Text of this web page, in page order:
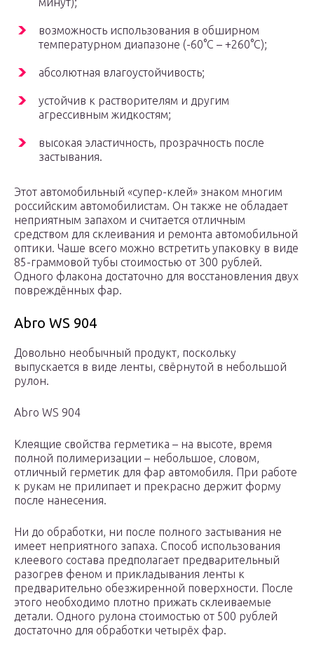
возможность использования в обширном
температурном диапазоне (-60°C – +260°C);
абсолютная влагоустойчивость;
устойчив к растворителям и другим
агрессивным жидкостям;
высокая эластичность, прозрачность после
застывания.
Этот автомобильный «супер-клей» знаком многим
российским автомобилистам. Он также не обладает
неприятным запахом и считается отличным
средством для склеивания и ремонта автомобильной
оптики. Чаше всего можно встретить упаковку в виде
85-граммовой тубы стоимостью от 300 рублей.
Одного флакона достаточно для восстановления двух
повреждённых фар.
Abro WS 904
Довольно необычный продукт, поскольку
выпускается в виде ленты, свёрнутой в небольшой
рулон.
Abro WS 904
Клеящие свойства герметика – на высоте, время
полной полимеризации – небольшое, словом,
отличный герметик для фар автомобиля. При работе
к рукам не прилипает и прекрасно держит форму
после нанесения.
Ни до обработки, ни после полного застывания не
имеет неприятного запаха. Способ использования
клеевого состава предполагает предварительный
разогрев феном и прикладывания ленты к
предварительно обезжиренной поверхности. После
этого необходимо плотно прижать склеиваемые
детали. Одного рулона стоимостью от 500 рублей
достаточно для обработки четырёх фар.